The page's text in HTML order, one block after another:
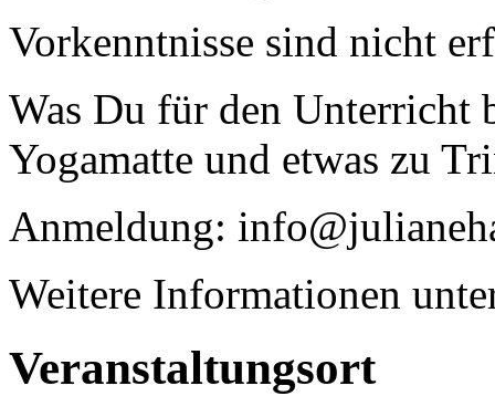
Vorkenntnisse sind nicht
Was Du für den Unterricht
Yogamatte und etwas zu
Anmeldung:
Weitere Informationen
Veranstaltungsort